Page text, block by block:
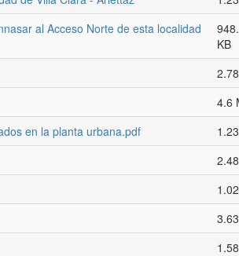
al Acceso Norte de esta localidad
KB
4.6
en la planta urbana.pdf